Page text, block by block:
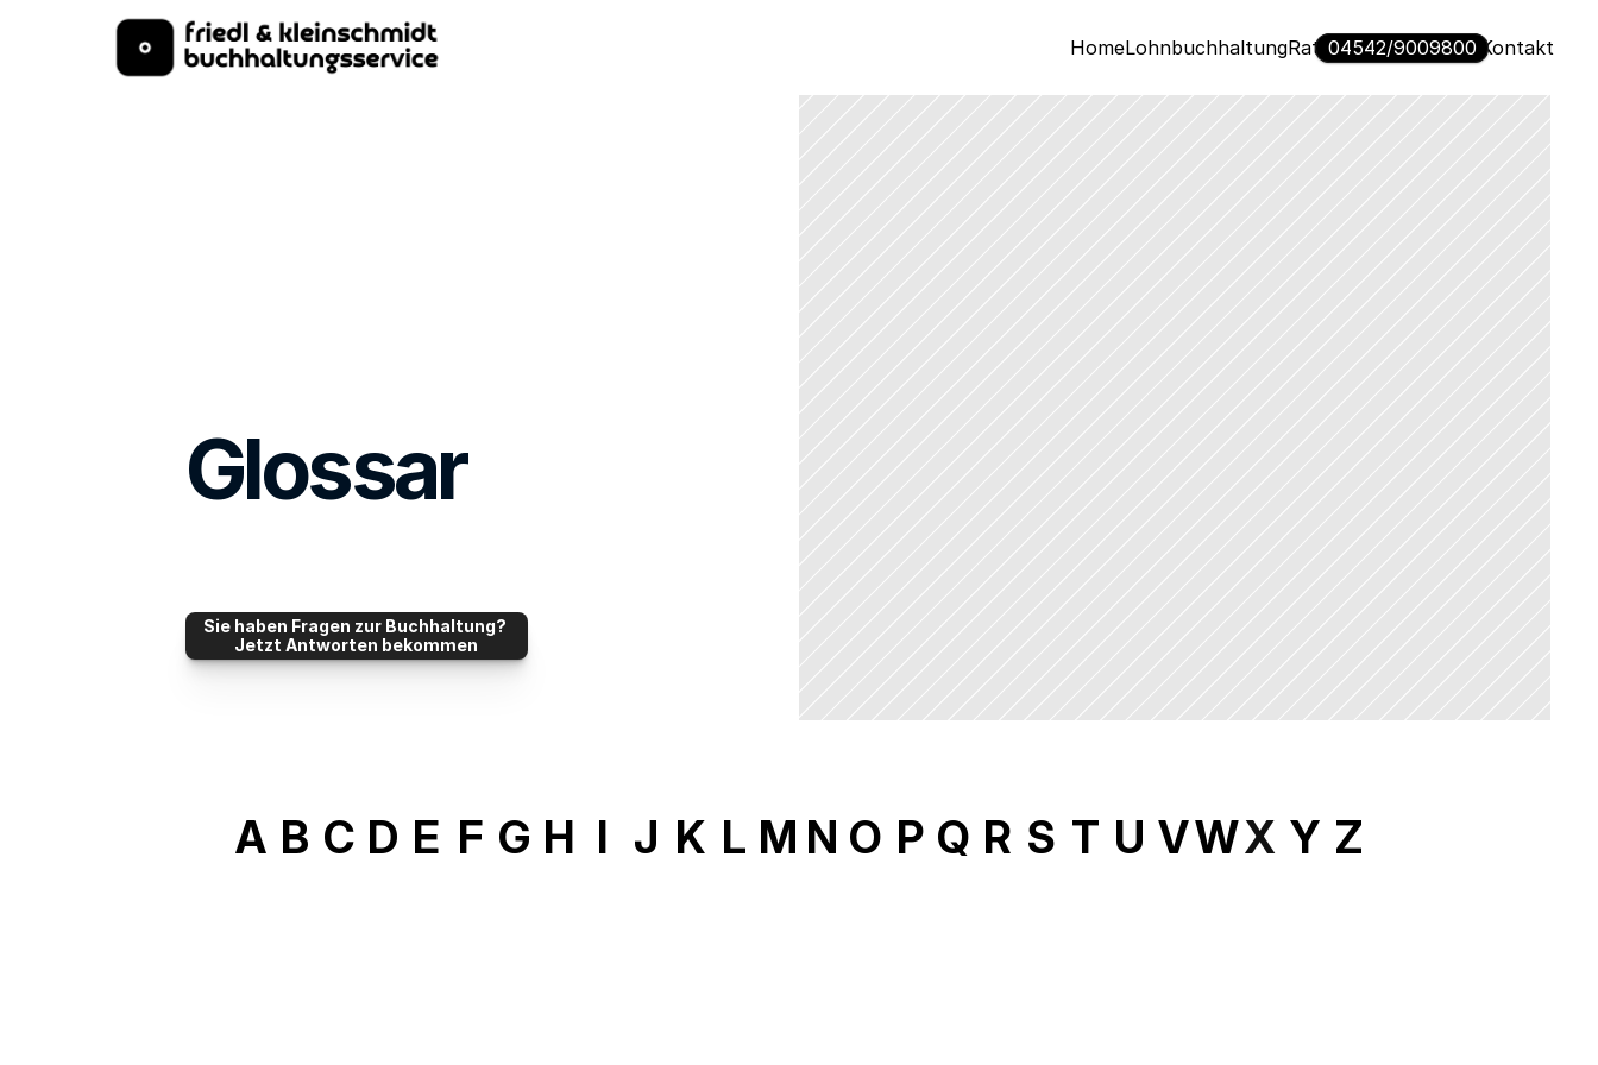
HomeLohnbuchhaltungRatgeber Über uns Kontakt
04542/9009800
Glossar
Sie haben Fragen zur Buchhaltung?
Jetzt Antworten bekommen
A B C D E F G H I J K L M N O P Q R S T U VWX Y Z